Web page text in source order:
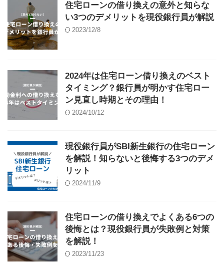
住宅ローンの借り換えの意外と知らな
い3つのデメリットを現役銀行員が解説
2023/12/8
2024年は住宅ローン借り換えのベスト
タイミング？銀行員が明かす住宅ロー
ン見直し時期とその理由！
2024/10/12
現役銀行員がSBI新生銀行の住宅ローン
を解説！知らないと後悔する3つのデメ
リット
2024/11/9
住宅ローンの借り換えでよくある6つの
後悔とは？現役銀行員が失敗例と対策
を解説！
2023/11/23